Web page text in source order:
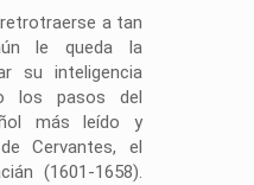
a tan
le queda la
su inteligencia
los pasos del
más leído y
Cervantes, el
(1601-1658).